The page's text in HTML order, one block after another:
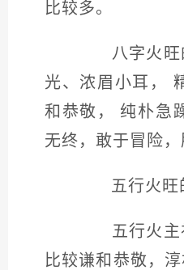
比较多。
八字火旺
光、浓眉小耳，
和恭敬， 纯朴急
无终，敢于冒险，
五行火旺
五行火主
比较谦和恭敬，